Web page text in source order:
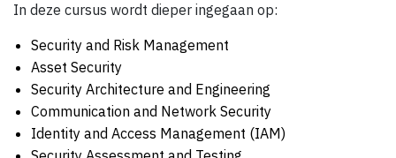
In deze cursus wordt dieper ingegaan op:
Security and Risk Management
Asset Security
Security Architecture and Engineering
Communication and Network Security
Identity and Access Management (IAM)